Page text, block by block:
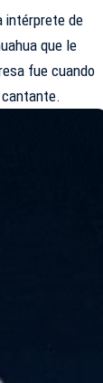
intérprete de
que le
fue cuando